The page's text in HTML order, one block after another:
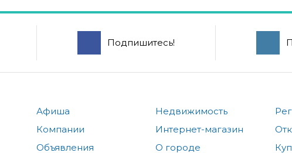
Подпишитесь!
Афиша
Компании
Объявления
Недвижимость
Интернет-магазин
О городе